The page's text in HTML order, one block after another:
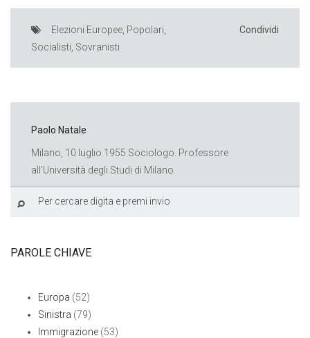
Elezioni Europee Popolari
Socialisti Sovranisti
Condividi
Paolo Natale
Milano, 10 luglio 1955 Sociologo. Professore
all’Università degli Studi di Milano.
PAROLE CHIAVE
Europa (52)
Sinistra (79)
Immigrazione (53)